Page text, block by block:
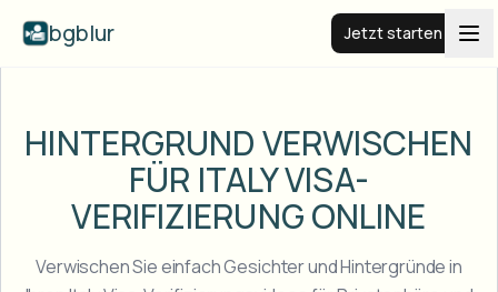
bgblur Jetzt starten
Beispiele
HINTERGRUND VERWISCHEN
FÜR ITALYVISA-
VERIFIZIERUNG ONLINE
Verwischen Sie einfach Gesichter und Hintergründe in